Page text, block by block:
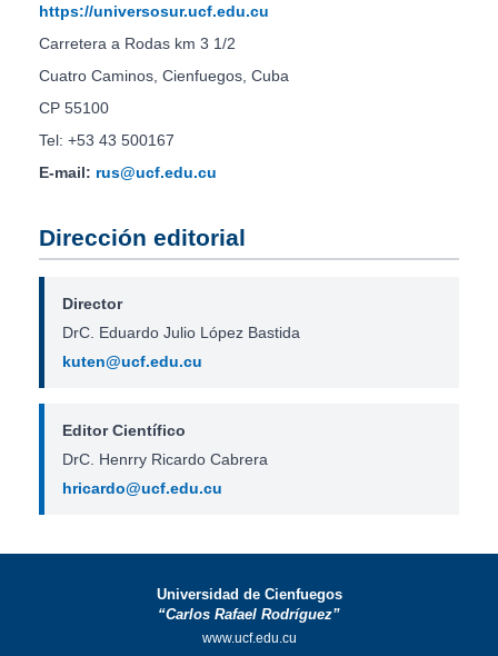
https://universosur.ucf.edu.cu
Carretera a Rodas km 3 1/2
Cuatro Caminos, Cienfuegos, Cuba
CP 55100
Tel: +53 43 500167
E-mail: rus@ucf.edu.cu
Dirección editorial
Director
DrC. Eduardo Julio López Bastida
kuten@ucf.edu.cu
Editor Científico
DrC. Henrry Ricardo Cabrera
hricardo@ucf.edu.cu
Universidad de Cienfuegos
“Carlos Rafael Rodríguez”
www.ucf.edu.cu